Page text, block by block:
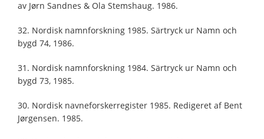
av Jørn Sandnes & Ola Stemshaug. 1986.
32. Nordisk namnforskning 1985. Särtryck ur Namn och
bygd 74, 1986.
31. Nordisk namnforskning 1984. Särtryck ur Namn och
bygd 73, 1985.
30. Nordisk navneforskerregister 1985. Redigeret af Bent
Jørgensen. 1985.